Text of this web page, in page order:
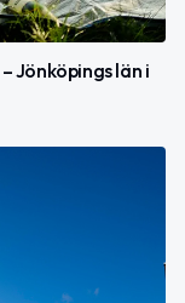
Jönköpings län i